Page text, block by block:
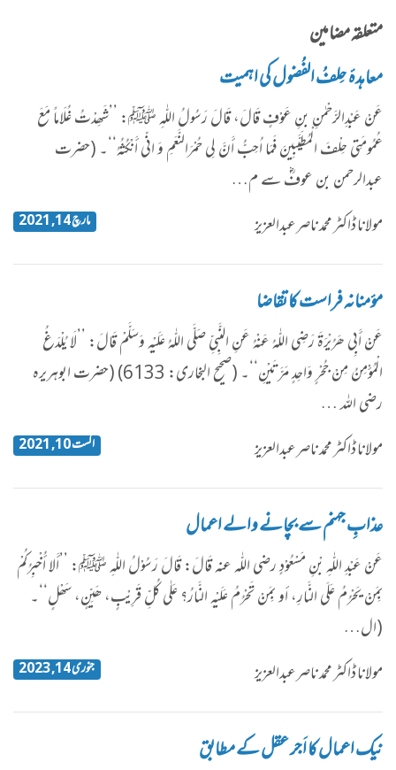
متعلقہ مضامین
معاہدۂ حِلفُ الفُضول کی اہمیت
عَنْ عَبْدِالرَّحْمٰنِ بنِ عَوْفٍ قَالَ، قَالَ رَسُولُ اللّٰہِ ﷺ: ’’شَھِدْتُ غُلَاماً مَعَ
عُمُومَتِی حِلْفَ الْمُطَیَّبِینَ فَمَا اُحِبُّ أَنَّ لِی حُمْرَالنَّعَمِ وَ انّی أَنْکُثُہُ‘‘۔ (حضرت
عبدالرحمن بن عوفؓ سے م…
مولانا ڈاکٹر محمد ناصرعبدالعزیز
مارچ 14, 2021
مؤمنانہ فراست کا تقاضا
عَنْ أَبِی ھُرَیْرَۃَ رَضِی اللّٰہُ عَنْہُ عَنِ النَّبِیِّ صَلَّی اللّٰہُ عَلَیْہِ وَسَلَّمْ قَالَ: ’’لَا یُلْدَغُ
الْمُؤْمِنُ مِنْ جُحْرٍ وَاحِدٍ مَرَّتَیْنِ‘‘۔ (صحیح البخاری: 6133) (حضرت ابوہریرہ
رضی اللہ …
مولانا ڈاکٹر محمد ناصرعبدالعزیز
اگست 10, 2021
عذابِ جہنم سے بچانے والے اعمال
عَنْ عَبْدِ اللّٰہِ بْنِ مَسْعُوْدٍ رضی اللّٰہ عنہ قَالَ: قَالَ رَسُوْلُ اللّٰہِ ﷺ: ’’أَلا أُخْبِرُکُمْ
بِمَنْ یَحْرُمُ عَلَی النَّارِ، أو بِمَنْ تَحْرُمُ عَلَیْہِ النَّارُ؟ عَلٰی کُلِّ قَرِیْبٍ، ھَیِّنٍ، سَھْلٍ‘‘۔
(ال…
مولانا ڈاکٹر محمد ناصرعبدالعزیز
جنوری 14, 2023
نیک اعمال کا اَجر عقل کے مطابق